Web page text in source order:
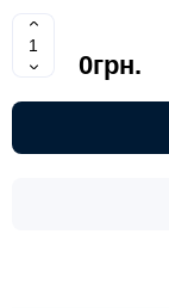
0грн.